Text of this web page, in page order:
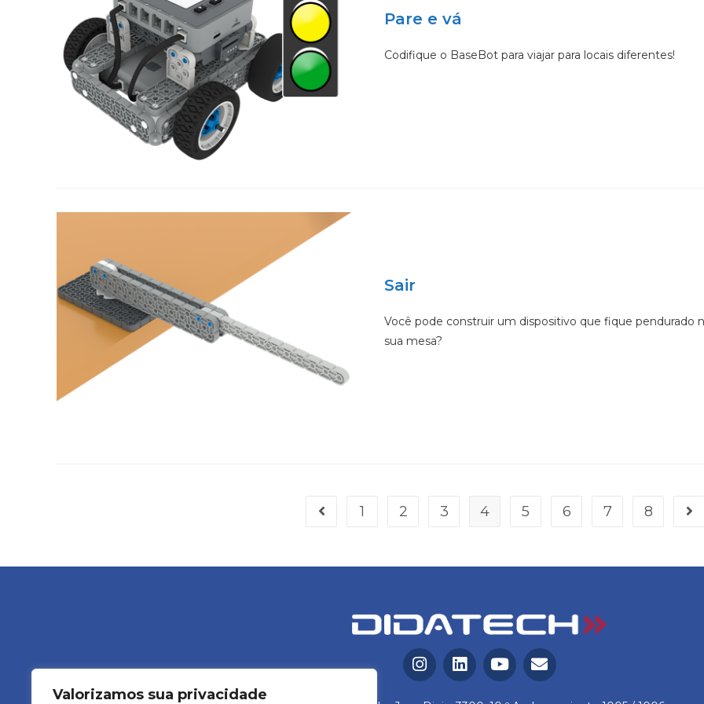
Valorizamos sua privacidade
Pare e vá
Codifique o BaseBot para viajar para locais diferentes!
Sair
Você pode construir um dispositivo que fique pendurado
sua mesa?
1 2 3 4 5 6 7 8